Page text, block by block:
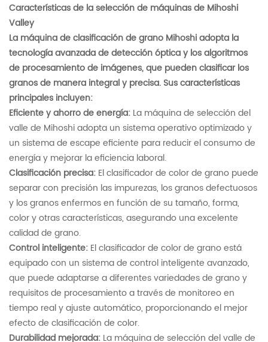
Características de la selección de máquinas de Mihoshi
Valley
La máquina de clasificación de grano Mihoshi adopta la
tecnología avanzada de detección óptica y los algoritmos
de procesamiento de imágenes, que pueden clasificar los
granos de manera integral y precisa. Sus características
principales incluyen:
Eficiente y ahorro de energía: La máquina de selección del
valle de Mihoshi adopta un sistema operativo optimizado y
un sistema de escape eficiente para reducir el consumo de
energía y mejorar la eficiencia laboral.
Clasificación precisa: El clasificador de color de grano puede
separar con precisión las impurezas, los granos defectuosos
y los granos enfermos en función de su tamaño, forma,
color y otras características, asegurando una excelente
calidad de grano.
Control inteligente: El clasificador de color de grano está
equipado con un sistema de control inteligente avanzado,
que puede adaptarse a diferentes variedades de grano y
requisitos de procesamiento a través de monitoreo en
tiempo real y ajuste automático, proporcionando el mejor
efecto de clasificación de color.
Durabilidad mejorada: La máquina de selección del valle de